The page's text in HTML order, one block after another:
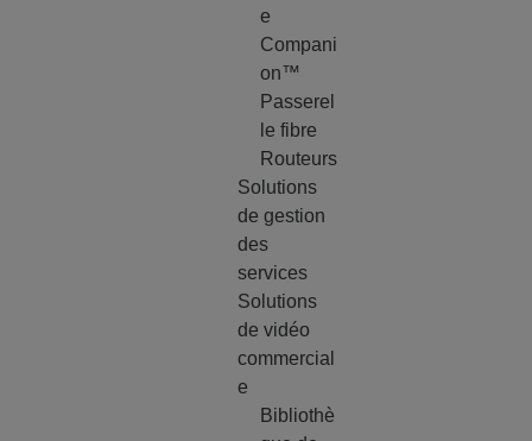
e
Compani
on™
Passerel
le fibre
Routeurs
Solutions
de gestion
des
services
Solutions
de vidéo
commercial
e
Bibliothè